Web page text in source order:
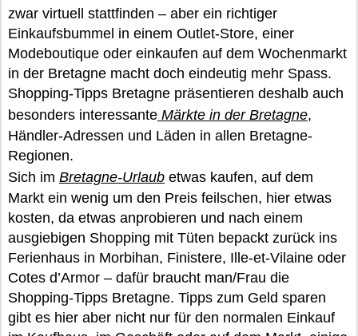
zwar virtuell stattfinden – aber ein richtiger
Einkaufsbummel in einem Outlet-Store, einer
Modeboutique oder einkaufen auf dem Wochenmarkt
in der Bretagne macht doch eindeutig mehr Spass.
Shopping-Tipps Bretagne präsentieren deshalb auch
besonders interessante Märkte in der Bretagne,
Händler-Adressen und Läden in allen Bretagne-
Regionen.
Sich im Bretagne-Urlaub etwas kaufen, auf dem
Markt ein wenig um den Preis feilschen, hier etwas
kosten, da etwas anprobieren und nach einem
ausgiebigen Shopping mit Tüten bepackt zurück ins
Ferienhaus in Morbihan, Finistere, Ille-et-Vilaine oder
Cotes d’Armor – dafür braucht man/Frau die
Shopping-Tipps Bretagne. Tipps zum Geld sparen
gibt es hier aber nicht nur für den normalen Einkauf